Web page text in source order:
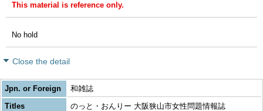
This material is reference only.
No hold
Close the detail
Jpn. or Foreign
和雑誌
Titles
のっと・おんりー 大阪狭山市女性問題情報誌